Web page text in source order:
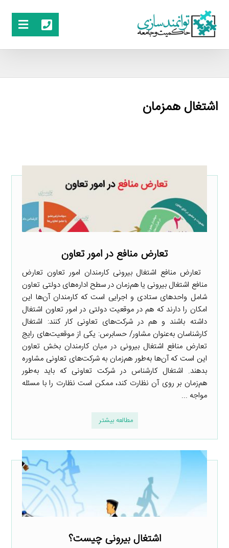
اشتغال همزمان
تعارض منافع در امور تعاون
تعارض منافع اشتغال بیرونی کارمندان امور تعاون تعارض
منافع اشتغال بیرونی یا هم‌زمان در سطح اداره‌های دولتی تعاون
شامل واحدهای ستادی و اجرایی است که کارمندان آن‌ها این
امکان را دارند که هم در موقعیت دولتی در امور تعاون اشتغال
داشته باشند و هم در شرکت‌های تعاونی کار کنند: اشتغال
کارشناسان به‌عنوان مشاور/ حسابرس: یکی از موقعیت‌های رایج
تعارض منافع اشتغال بیرونی در میان کارمندان بخش تعاون
این است که آن‌ها به‌طور هم‌زمان به شرکت‌های تعاونی مشاوره
بدهند. اشتغال کارشناس در شرکت تعاونی که باید به‌طور
هم‌زمان بر روی آن نظارت کند، ممکن است نظارت را با مسئله
مواجه ...
مطالعه بیشتر
اشتغال بیرونی چیست؟